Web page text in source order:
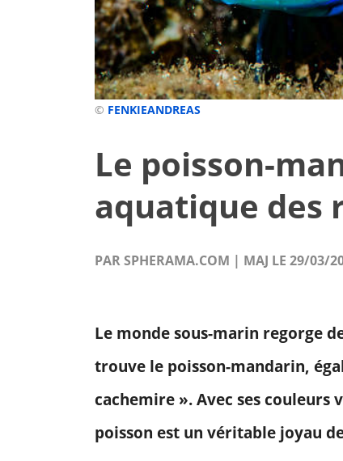
© FENKIEANDREAS
Le poisson-
aquatique des
PAR SPHERAMA.COM | MAJ LE 29/03/
Le monde sous-marin regorge
trouve le poisson-mandarin,
cachemire ». Avec ses
poisson est un véritable joyau